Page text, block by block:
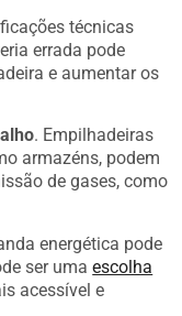
técnicas
errada pode
e aumentar os
. Empilhadeiras
armazéns, podem
de gases, como
energética pode
ser uma
escolha
acessível e